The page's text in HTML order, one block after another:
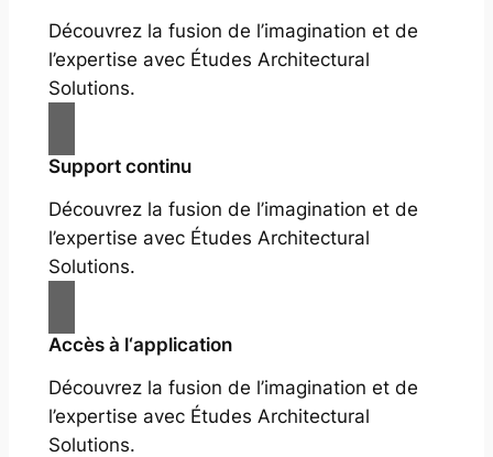
Découvrez la fusion de l’imagination et de
l’expertise avec Études Architectural
Solutions.
Support continu
Découvrez la fusion de l’imagination et de
l’expertise avec Études Architectural
Solutions.
Accès à l‘application
Découvrez la fusion de l’imagination et de
l’expertise avec Études Architectural
Solutions.